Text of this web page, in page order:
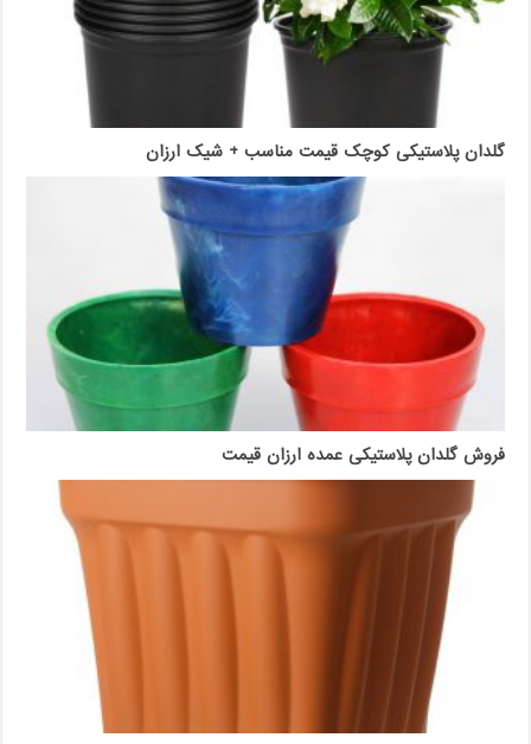
گلدان پلاستیکی کوچک قیمت مناسب + شیک ارزان
فروش گلدان پلاستیکی عمده ارزان قیمت